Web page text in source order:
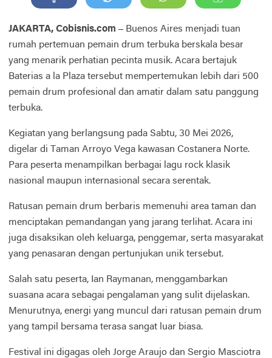
JAKARTA, Cobisnis.com – Buenos Aires menjadi tuan
rumah pertemuan pemain drum terbuka berskala besar
yang menarik perhatian pecinta musik. Acara bertajuk
Baterias a la Plaza tersebut mempertemukan lebih dari 500
pemain drum profesional dan amatir dalam satu panggung
terbuka.
Kegiatan yang berlangsung pada Sabtu, 30 Mei 2026,
digelar di Taman Arroyo Vega kawasan Costanera Norte.
Para peserta menampilkan berbagai lagu rock klasik
nasional maupun internasional secara serentak.
Ratusan pemain drum berbaris memenuhi area taman dan
menciptakan pemandangan yang jarang terlihat. Acara ini
juga disaksikan oleh keluarga, penggemar, serta masyarakat
yang penasaran dengan pertunjukan unik tersebut.
Salah satu peserta, Ian Raymanan, menggambarkan
suasana acara sebagai pengalaman yang sulit dijelaskan.
Menurutnya, energi yang muncul dari ratusan pemain drum
yang tampil bersama terasa sangat luar biasa.
Festival ini digagas oleh Jorge Araujo dan Sergio Masciotra